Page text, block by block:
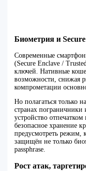
Биометрия и
Современные
(Secure Enclave /
ключей. Нативные
возможности, снижая
компрометации
Но полагаться только
странах пограничники
устройство
безопасное хранение
предусмотреть режим,
защищён не только
passphrase.
Рост атак,